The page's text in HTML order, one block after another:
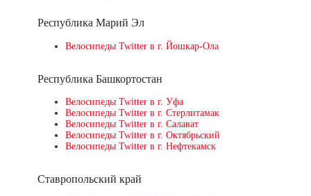
Республика Марий Эл
Велосипеды Twitter в г. Йошкар-Ола
Республика Башкортостан
Велосипеды Twitter в г. Уфа
Велосипеды Twitter в г. Стерлитамак
Велосипеды Twitter в г. Салават
Велосипеды Twitter в г. Октябрьский
Велосипеды Twitter в г. Нефтекамск
Ставропольский край